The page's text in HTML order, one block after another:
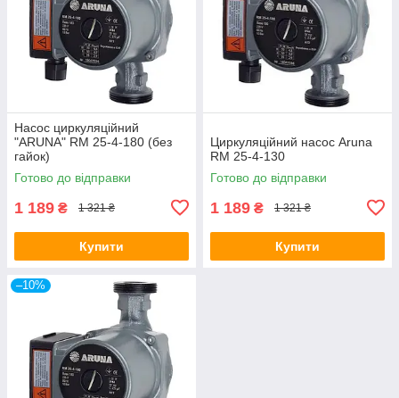
Насос циркуляційний
"ARUNA" RM 25-4-180 (без
гайок)
Готово до відправки
1 189 ₴ 1 321 ₴
Купити
Циркуляційний насос Aruna
RM 25-4-130
Готово до відправки
1 189 ₴ 1 321 ₴
Купити
–10%